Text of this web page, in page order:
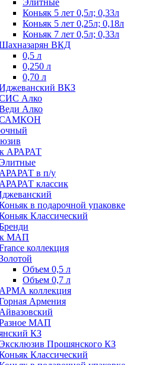
Элитные
Коньяк 5 лет 0,5л; 0,33л
Коньяк 5 лет 0,25л; 0,18л
Коньяк 7 лет 0,5л; 0,33л
ВКД
0,5 л
0,250 л
0,70 л
ВКЗ
Алко
Алко
АРАРАТ
АРАРАТ в п/у
АРАРАТ классик
в подарочной упаковке
Классический
МАП
коллекция
Объем 0,5 л
Объем 0,7 л
АРМА коллекция
Армения
Айвазовский
МАП
КЗ
Прошянского КЗ
Классический